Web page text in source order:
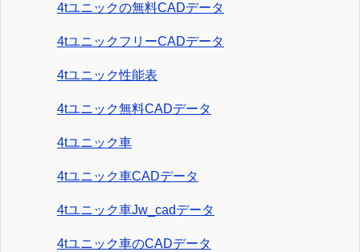
4tユニックの無料CADデータ
4tユニックフリーCADデータ
4tユニック性能表
4tユニック無料CADデータ
4tユニック車
4tユニック車CADデータ
4tユニック車Jw_cadデータ
4tユニック車のCADデータ